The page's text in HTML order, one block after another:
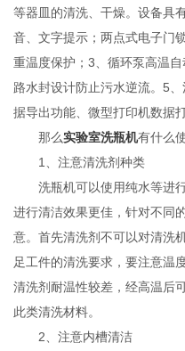
等器皿的清洗、干燥。设备具
音、文字提示；两点式电子门
重温度保护；3、循环泵高温
路水封设计防止污水逆流。5
据导出功能、微型打印机数据
那么实验室洗瓶机有什么
1、注意清洗剂种类
洗瓶机可以使用纯水等进行
进行清洁效果更佳，针对不同
意。首先清洗剂不可以对清洗
足工件的清洗要求，要注意温
清洗剂耐温性较差，经高温后
此类清洗材料。
2、注意内槽清洁